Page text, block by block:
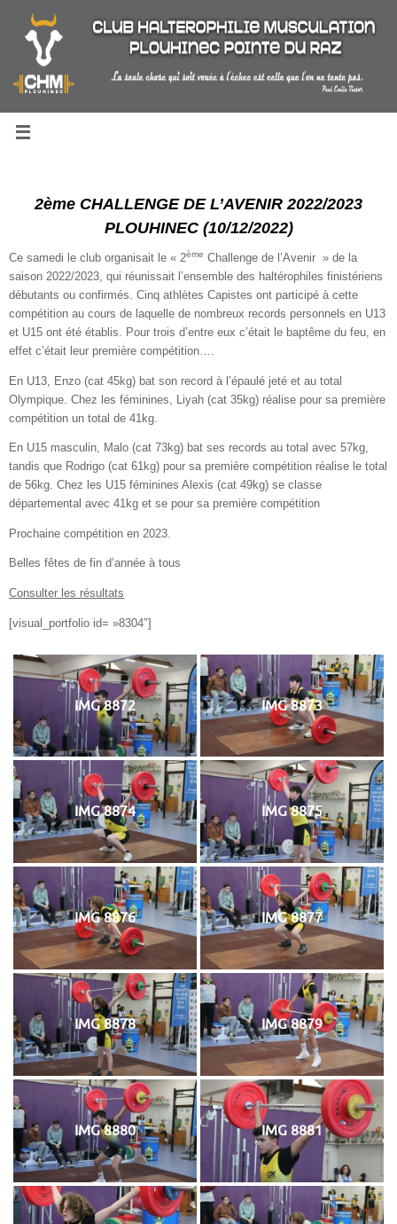
contenu
2ème CHALLENGE DE L’AVENIR 2022/2023
PLOUHINEC (10/12/2022)
Ce samedi le club organisait le « 2ème Challenge de l’Avenir » de la
saison 2022/2023, qui réunissait l’ensemble des haltérophiles finistériens
débutants ou confirmés. Cinq athlètes Capistes ont participé à cette
compétition au cours de laquelle de nombreux records personnels en U13
et U15 ont été établis. Pour trois d’entre eux c’était le baptême du feu, en
effet c’était leur première compétition….
En U13, Enzo (cat 45kg) bat son record à l’épaulé jeté et au total
Olympique. Chez les féminines, Liyah (cat 35kg) réalise pour sa première
compétition un total de 41kg.
En U15 masculin, Malo (cat 73kg) bat ses records au total avec 57kg,
tandis que Rodrigo (cat 61kg) pour sa première compétition réalise le total
de 56kg. Chez les U15 féminines Alexis (cat 49kg) se classe
départemental avec 41kg et se pour sa première compétition
Prochaine compétition en 2023.
Belles fêtes de fin d’année à tous
Consulter les résultats
[visual_portfolio id= »8304″]
IMG 8872 IMG 8873
IMG 8874 IMG 8875
IMG 8876 IMG 8877
IMG 8878 IMG 8879
IMG 8880 IMG 8881